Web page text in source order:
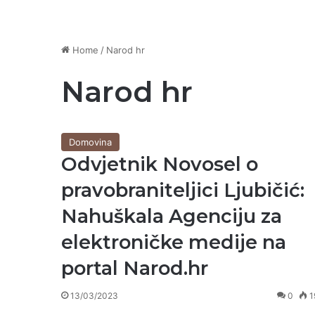
Home / Narod hr
Narod hr
Domovina
Odvjetnik Novosel o
pravobraniteljici Ljubičić:
Nahuškala Agenciju za
elektroničke medije na
portal Narod.hr
13/03/2023 0